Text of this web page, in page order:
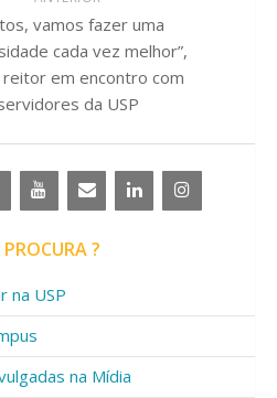
vamos fazer uma
cada vez melhor”,
em encontro com
da USP
?
na USP
na Mídia